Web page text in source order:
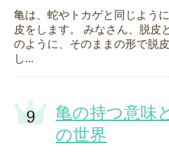
亀は、蛇やトカゲと同じよう
皮をします。 みなさん、脱皮
のように、そのままの形で脱
し...
亀の持つ意味
の世界